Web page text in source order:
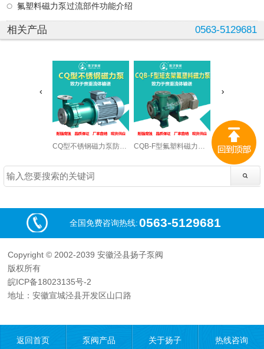
氟塑料磁力泵过流部件功能介绍
相关产品 0563-5129681
CQ型不锈钢磁力泵防爆酒精泵
全国免费咨询热线:0563-5129681
Copyright © 2002-2039 安徽泾县扬子泵阀
版权所有
皖ICP备18023135号-2
地址：安徽宣城泾县开发区山口路
返回首页 泵阀产品 关于扬子 热线咨询